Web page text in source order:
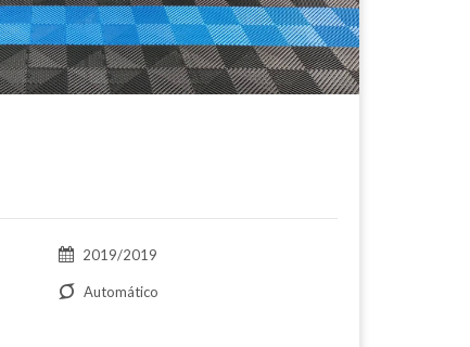
2019/2019
Automático